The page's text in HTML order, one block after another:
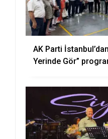
AK Parti
Yerinde Gör”